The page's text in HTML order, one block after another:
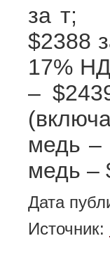
за т;
$2388
17%
–
медь
медь –
Дата
Источник: